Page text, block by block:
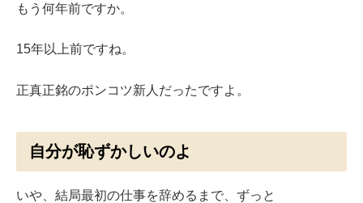
もう何年前ですか。
15年以上前ですね。
正真正銘のポンコツ新人だったですよ。
自分が恥ずかしいのよ
いや、結局最初の仕事を辞めるまで、ずっと